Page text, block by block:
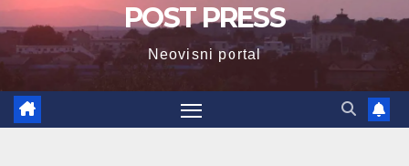
POST PRESS
Neovisni portal